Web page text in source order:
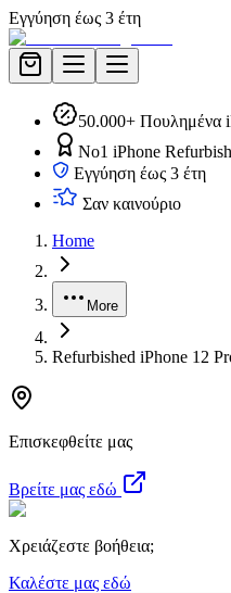
Εγγύηση έως 3 έτη
50.000+ Πουλημένα
No1 iPhone
Εγγύηση έως 3 έτη
Σαν καινούριο
Home
More
Refurbished iPhone 12
Επισκεφθείτε μας
Βρείτε μας εδώ
Χρειάζεστε βοήθεια;
Καλέστε μας εδώ